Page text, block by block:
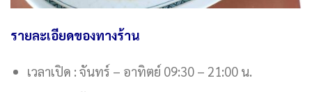
รายละเอียดของทางร้าน
เวลาเปิด : จันทร์ – อาทิตย์ 09:30 – 21:00 น.